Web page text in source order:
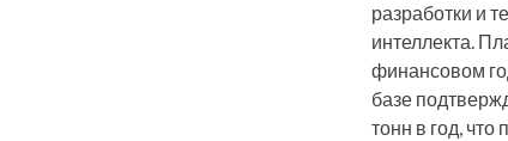
разработки и
интеллекта.
финансовом
базе
тонн в год,